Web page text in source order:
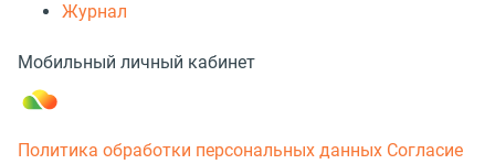
Журнал
Мобильный личный кабинет
Политика обработки персональных данных Согласие